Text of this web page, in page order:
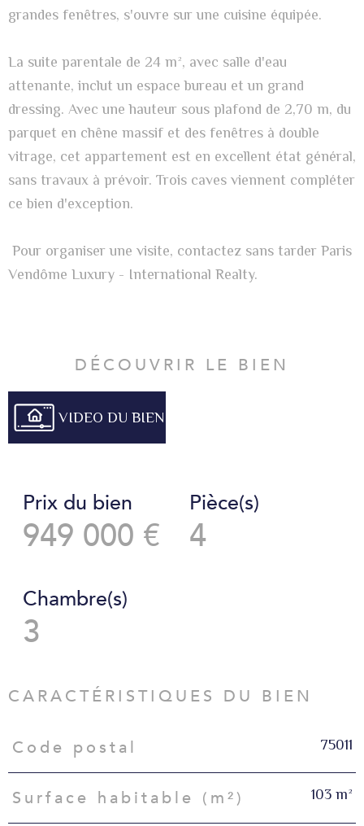
grandes fenêtres, s'ouvre sur une cuisine équipée.
La suite parentale de 24 m², avec salle d'eau
attenante, inclut un espace bureau et un grand
dressing. Avec une hauteur sous plafond de 2,70 m, du
parquet en chêne massif et des fenêtres à double
vitrage, cet appartement est en excellent état général,
sans travaux à prévoir. Trois caves viennent compléter
ce bien d'exception.
Pour organiser une visite, contactez sans tarder Paris
Vendôme Luxury - International Realty.
DÉCOUVRIR LE BIEN
VIDEO DU BIEN
Prix du bien
949 000 €
Pièce(s)
4
Chambre(s)
3
CARACTÉRISTIQUES DU BIEN
Caractéristiques Valeurs
Code postal 75011
Surface habitable (m²) 103 m²